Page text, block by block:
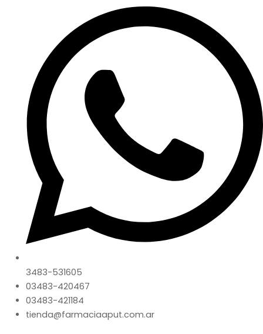
3483-531605
03483-420467
03483-421184
tienda@farmaciaaput.com.ar